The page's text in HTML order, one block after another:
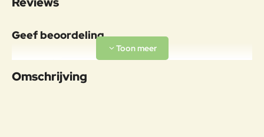
Aluminium
Aluminiumlegeringen,
buitengewoon geschikt voor de
Geef beoordeling
Uw naam:
Omschrijving